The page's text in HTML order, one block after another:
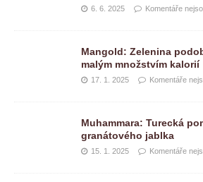
6. 6. 2025 Komentáře
Mangold: Zelenina
malým množstvím kalorií
17. 1. 2025 Komentáře
Muhammara: Turecká
granátového jablka
15. 1. 2025 Komentáře